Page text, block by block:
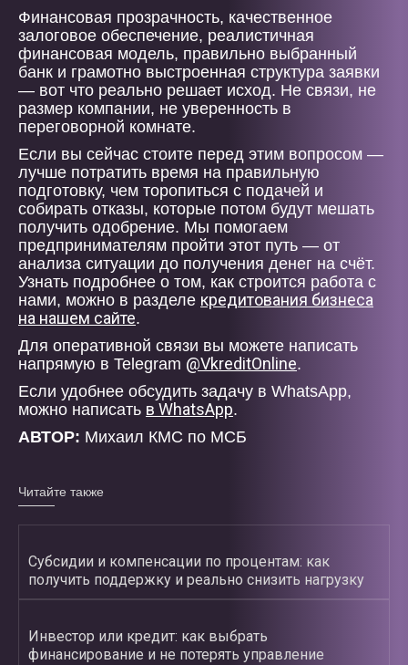
Финансовая прозрачность, качественное
залоговое обеспечение, реалистичная
финансовая модель, правильно выбранный
банк и грамотно выстроенная структура заявки
— вот что реально решает исход. Не связи, не
размер компании, не уверенность в
переговорной комнате.
Если вы сейчас стоите перед этим вопросом —
лучше потратить время на правильную
подготовку, чем торопиться с подачей и
собирать отказы, которые потом будут мешать
получить одобрение. Мы помогаем
предпринимателям пройти этот путь — от
анализа ситуации до получения денег на счёт.
Узнать подробнее о том, как строится работа с
нами, можно в разделе кредитования бизнеса
на нашем сайте.
Для оперативной связи вы можете написать
напрямую в Telegram @VkreditOnline.
Если удобнее обсудить задачу в WhatsApp,
можно написать в WhatsApp.
АВТОР: Михаил КМС по МСБ
Читайте также
Субсидии и компенсации по процентам: как
получить поддержку и реально снизить нагрузку
Инвестор или кредит: как выбрать
финансирование и не потерять управление